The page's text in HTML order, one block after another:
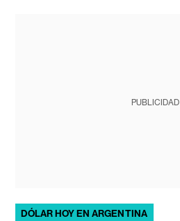
PUBLICIDAD
DÓLAR HOY EN ARGENTINA